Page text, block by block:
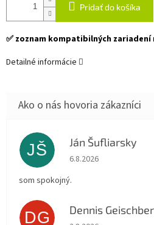
Pridať do košíka
✅ zoznam kompatibilných
Detailné informácie
JŠ Ján Šufliarsky
Hodnotenie obchodu je
6.8.2026
som spokojný.
DG Dennis